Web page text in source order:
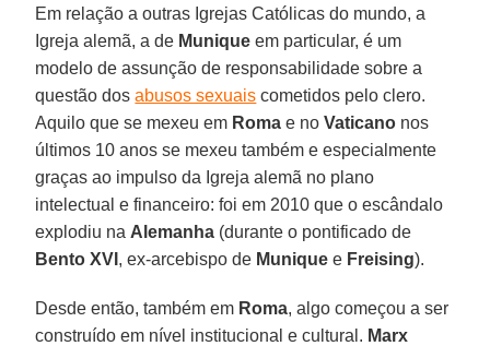
Em relação a outras Igrejas Católicas do mundo, a
Igreja alemã, a de Munique em particular, é um
modelo de assunção de responsabilidade sobre a
questão dosabusos sexuais cometidos pelo clero.
Aquilo que se mexeu em Roma e noVaticano nos
últimos 10 anos se mexeu também e especialmente
graças ao impulso da Igreja alemã no plano
intelectual e financeiro: foi em 2010 que o escândalo
explodiu na Alemanha (durante o pontificado de
Bento XVI , ex-arcebispo de Munique e Freising).
Desde então, também em Roma, algo começou a ser
construído em nível institucional e cultural. Marx